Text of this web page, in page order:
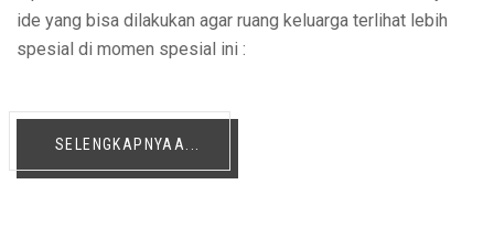
ide yang bisa dilakukan agar ruang keluarga terlihat lebih
spesial di momen spesial ini :
SELENGKAPNYAA...